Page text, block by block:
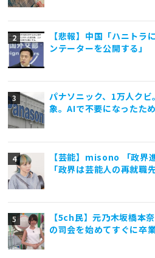
【悲報】中国「ハニトラ
ンテーターを公開する」
パナソニック、1万人ク
象。AIで不要になったため
【芸能】misono 「政界
「政界は芸能人の再就職
【5ch民】元乃木坂橋本
の司会を始めてすぐに卒